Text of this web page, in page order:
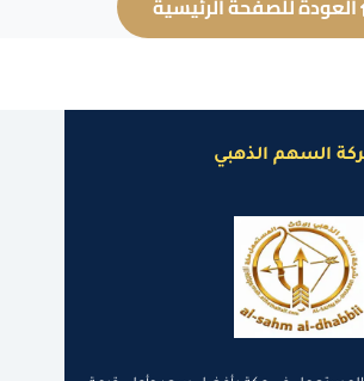
العودة للصفحة الرئيسية
السهم الذهبي